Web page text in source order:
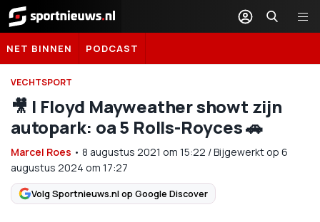
Sportnieuws.nl
NET BINNEN PODCAST
VECHTSPORT
🎥 | Floyd Mayweather showt zijn
autopark: oa 5 Rolls-Royces 🚗
Marcel Roes • 8 augustus 2021 om 15:22 /Bijgewerkt op 6
augustus 2024 om 17:27
Volg Sportnieuws.nl op Google Discover